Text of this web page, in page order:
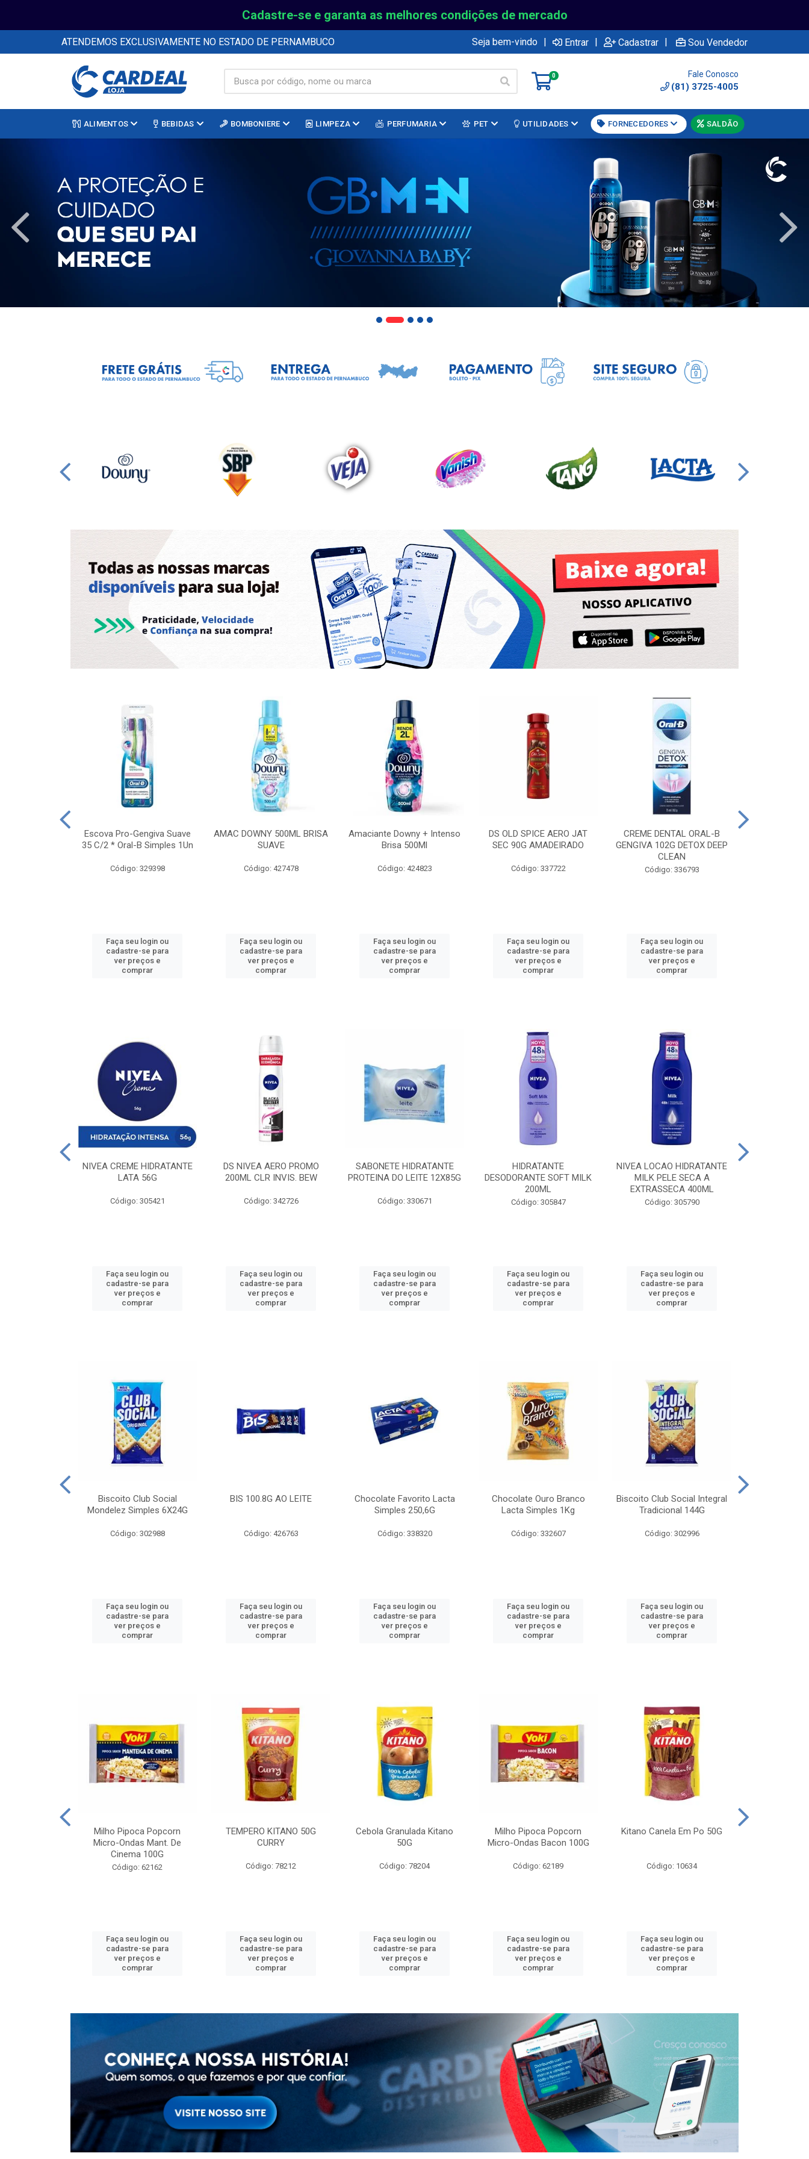
Cadastre-se e garanta as melhores condições de mercado
ATENDEMOS EXCLUSIVAMENTE NO ESTADO DE PERNAMBUCO Seja bem-vindo | Entrar | Cadastrar | Sou Vendedor
0 Fale Conosco
(81) 3725-4005
ALIMENTOS BEBIDAS BOMBONIERE LIMPEZA PERFUMARIA PET UTILIDADES FORNECEDORES SALDÃO
Escova Pro-Gengiva Suave
35 C/2 * Oral-B Simples 1Un
Código: 329398
Faça seu login ou
cadastre-se para
ver preços e
comprar
AMAC DOWNY 500ML BRISA
SUAVE
Código: 427478
Faça seu login ou
cadastre-se para
ver preços e
comprar
Amaciante Downy + Intenso
Brisa 500Ml
Código: 424823
Faça seu login ou
cadastre-se para
ver preços e
comprar
DS OLD SPICE AERO JAT
SEC 90G AMADEIRADO
Código: 337722
Faça seu login ou
cadastre-se para
ver preços e
comprar
CREME DENTAL ORAL-B
GENGIVA 102G DETOX DEEP
CLEAN
Código: 336793
Faça seu login ou
cadastre-se para
ver preços e
comprar
NIVEA CREME HIDRATANTE
LATA 56G
Código: 305421
Faça seu login ou
cadastre-se para
ver preços e
comprar
DS NIVEA AERO PROMO
200ML CLR INVIS. BEW
Código: 342726
Faça seu login ou
cadastre-se para
ver preços e
comprar
SABONETE HIDRATANTE
PROTEINA DO LEITE 12X85G
Código: 330671
Faça seu login ou
cadastre-se para
ver preços e
comprar
HIDRATANTE
DESODORANTE SOFT MILK
200ML
Código: 305847
Faça seu login ou
cadastre-se para
ver preços e
comprar
NIVEA LOCAO HIDRATANTE
MILK PELE SECA A
EXTRASSECA 400ML
Código: 305790
Faça seu login ou
cadastre-se para
ver preços e
comprar
Biscoito Club Social
Mondelez Simples 6X24G
Código: 302988
Faça seu login ou
cadastre-se para
ver preços e
comprar
BIS 100.8G AO LEITE
Código: 426763
Faça seu login ou
cadastre-se para
ver preços e
comprar
Chocolate Favorito Lacta
Simples 250,6G
Código: 338320
Faça seu login ou
cadastre-se para
ver preços e
comprar
Chocolate Ouro Branco
Lacta Simples 1Kg
Código: 332607
Faça seu login ou
cadastre-se para
ver preços e
comprar
Biscoito Club Social Integral
Tradicional 144G
Código: 302996
Faça seu login ou
cadastre-se para
ver preços e
comprar
Milho Pipoca Popcorn
Micro-Ondas Mant. De
Cinema 100G
Código: 62162
Faça seu login ou
cadastre-se para
ver preços e
comprar
TEMPERO KITANO 50G
CURRY
Código: 78212
Faça seu login ou
cadastre-se para
ver preços e
comprar
Cebola Granulada Kitano
50G
Código: 78204
Faça seu login ou
cadastre-se para
ver preços e
comprar
Milho Pipoca Popcorn
Micro-Ondas Bacon 100G
Código: 62189
Faça seu login ou
cadastre-se para
ver preços e
comprar
Kitano Canela Em Po 50G
Código: 10634
Faça seu login ou
cadastre-se para
ver preços e
comprar